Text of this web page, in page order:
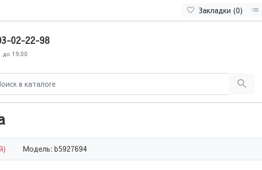
Закладки (0)
02-22-98
до 19:00
Модель: b5927694